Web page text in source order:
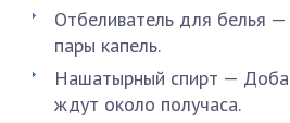
Отбеливатель для белья
пары капель.
Нашатырный спирт —
ждут около получаса.